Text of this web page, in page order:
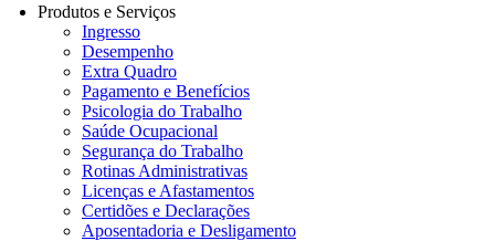
Produtos e Serviços
Ingresso
Desempenho
Extra Quadro
Pagamento e Benefícios
Psicologia do Trabalho
Saúde Ocupacional
Segurança do Trabalho
Rotinas Administrativas
Licenças e Afastamentos
Certidões e Declarações
Aposentadoria e Desligamento